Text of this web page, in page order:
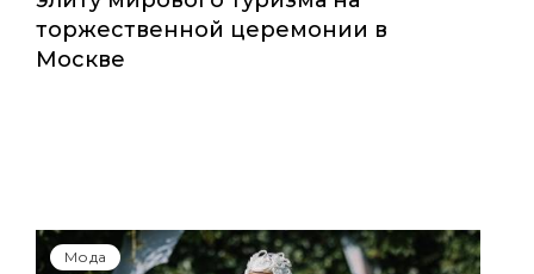
торжественной церемонии в
Москве
Мода